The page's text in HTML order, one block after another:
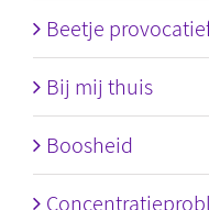
Beetje
Bij mij thuis
Boosheid